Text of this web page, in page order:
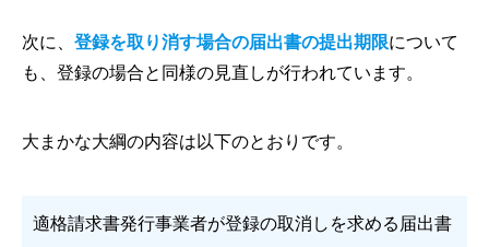
次に、 登録を取り消す場合の届出書の提出期限について
も、登録の場合と同様の見直しが行われています。
大まかな大綱の内容は以下のとおりです。
適格請求書発行事業者が登録の取消しを求める届出書